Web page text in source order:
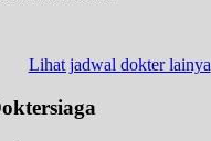
Lihat jadwal dokter lainya